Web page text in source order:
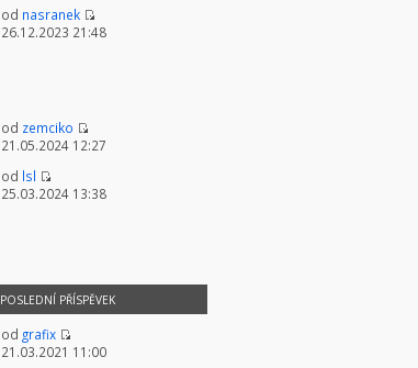
od nasranek
26.12.2023 21:48
od zemciko
21.05.2024 12:27
od lsl
25.03.2024 13:38
POSLEDNÍ PŘÍSPĚVEK
od grafix
21.03.2021 11:00